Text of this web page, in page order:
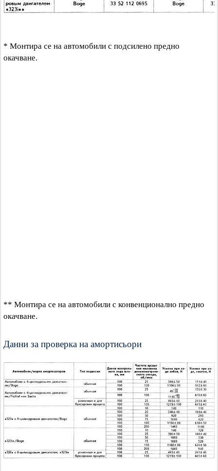
* Монтира се на автомобили с подсилено предно
окачване.
** Монтира се на автомобили с конвенционално предно
окачване.
Данни за проверка на амортисьори